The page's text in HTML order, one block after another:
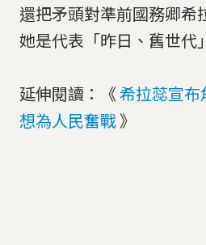
還把矛頭對準前國務卿希
她是代表「昨日、舊世代
延伸閱讀：《希拉蕊宣
想為人民奮戰》